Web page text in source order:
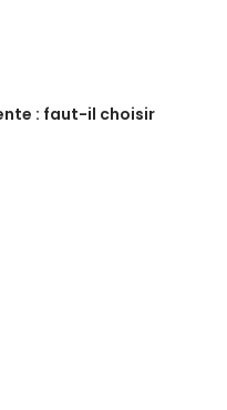
: faut-il choisir